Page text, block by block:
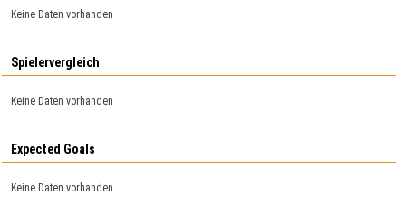
Keine Daten vorhanden
Spielervergleich
Keine Daten vorhanden
Expected Goals
Keine Daten vorhanden